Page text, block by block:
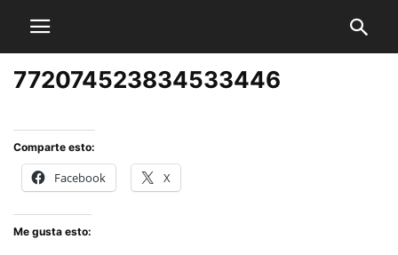
772074523834533446
Comparte esto:
Facebook X
Me gusta esto: